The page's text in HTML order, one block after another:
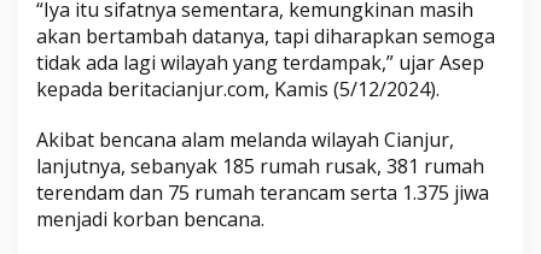
“Iya itu sifatnya sementara, kemungkinan masih
akan bertambah datanya, tapi diharapkan semoga
tidak ada lagi wilayah yang terdampak,” ujar Asep
kepada beritacianjur.com, Kamis (5/12/2024).
Akibat bencana alam melanda wilayah Cianjur,
lanjutnya, sebanyak 185 rumah rusak, 381 rumah
terendam dan 75 rumah terancam serta 1.375 jiwa
menjadi korban bencana.